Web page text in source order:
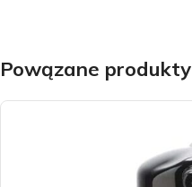
Powązane produkty